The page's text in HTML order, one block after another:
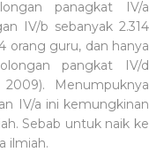
panagkat IV/a
IV/b sebanyak 2.314
orang guru, dan hanya
pangkat IV/d
Menumpuknya
IV/a ini kemungkinan
Sebab untuk naik ke
ilmiah.